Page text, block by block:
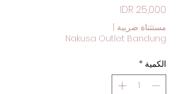
مستثناة ضريبة
Nakusa Outlet Bandung
الكمية *